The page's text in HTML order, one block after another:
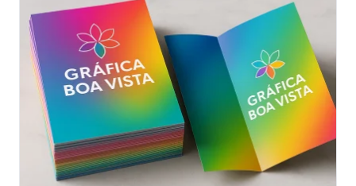
variantes.
As
opções
podem
ser
escolhidas
página